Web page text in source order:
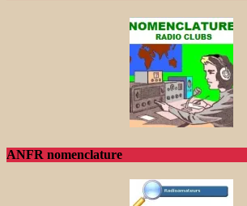
ANFR nomenclature